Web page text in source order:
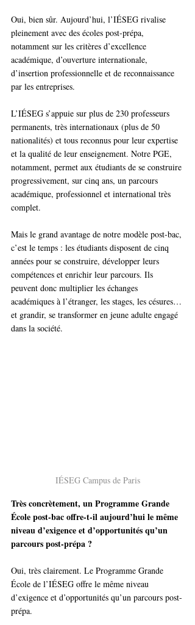
Oui, bien sûr. Aujourd’hui, l’IÉSEG rivalise
pleinement avec des écoles post-prépa,
notamment sur les critères d’excellence
académique, d’ouverture internationale,
d’insertion professionnelle et de reconnaissance
par les entreprises.
L’IÉSEG s’appuie sur plus de 230 professeurs
permanents, très internationaux (plus de 50
nationalités) et tous reconnus pour leur expertise
et la qualité de leur enseignement. Notre PGE,
notamment, permet aux étudiants de se construire
progressivement, sur cinq ans, un parcours
académique, professionnel et international très
complet.
Mais le grand avantage de notre modèle post-bac,
c’est le temps : les étudiants disposent de cinq
années pour se construire, développer leurs
compétences et enrichir leur parcours. Ils
peuvent donc multiplier les échanges
académiques à l’étranger, les stages, les césures…
et grandir, se transformer en jeune adulte engagé
dans la société.
IÉSEG Campus de Paris
Très concrètement, un Programme Grande
École post-bac offre-t-il aujourd’hui le même
niveau d’exigence et d’opportunités qu’un
parcours post-prépa ?
Oui, très clairement. Le Programme Grande
École de l’IÉSEG offre le même niveau
d’exigence et d’opportunités qu’un parcours post-
prépa.